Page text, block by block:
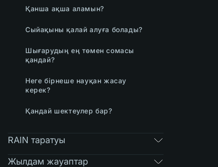
Қанша ақша аламын?
Сыйақыны қалай алуға болады?
Шығарудың ең төмен сомасы
қандай?
Неге бірнеше науқан жасау
керек?
Қандай шектеулер бар?
RAIN таратуы
Жылдам жауаптар